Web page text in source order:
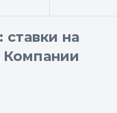
на
Компании